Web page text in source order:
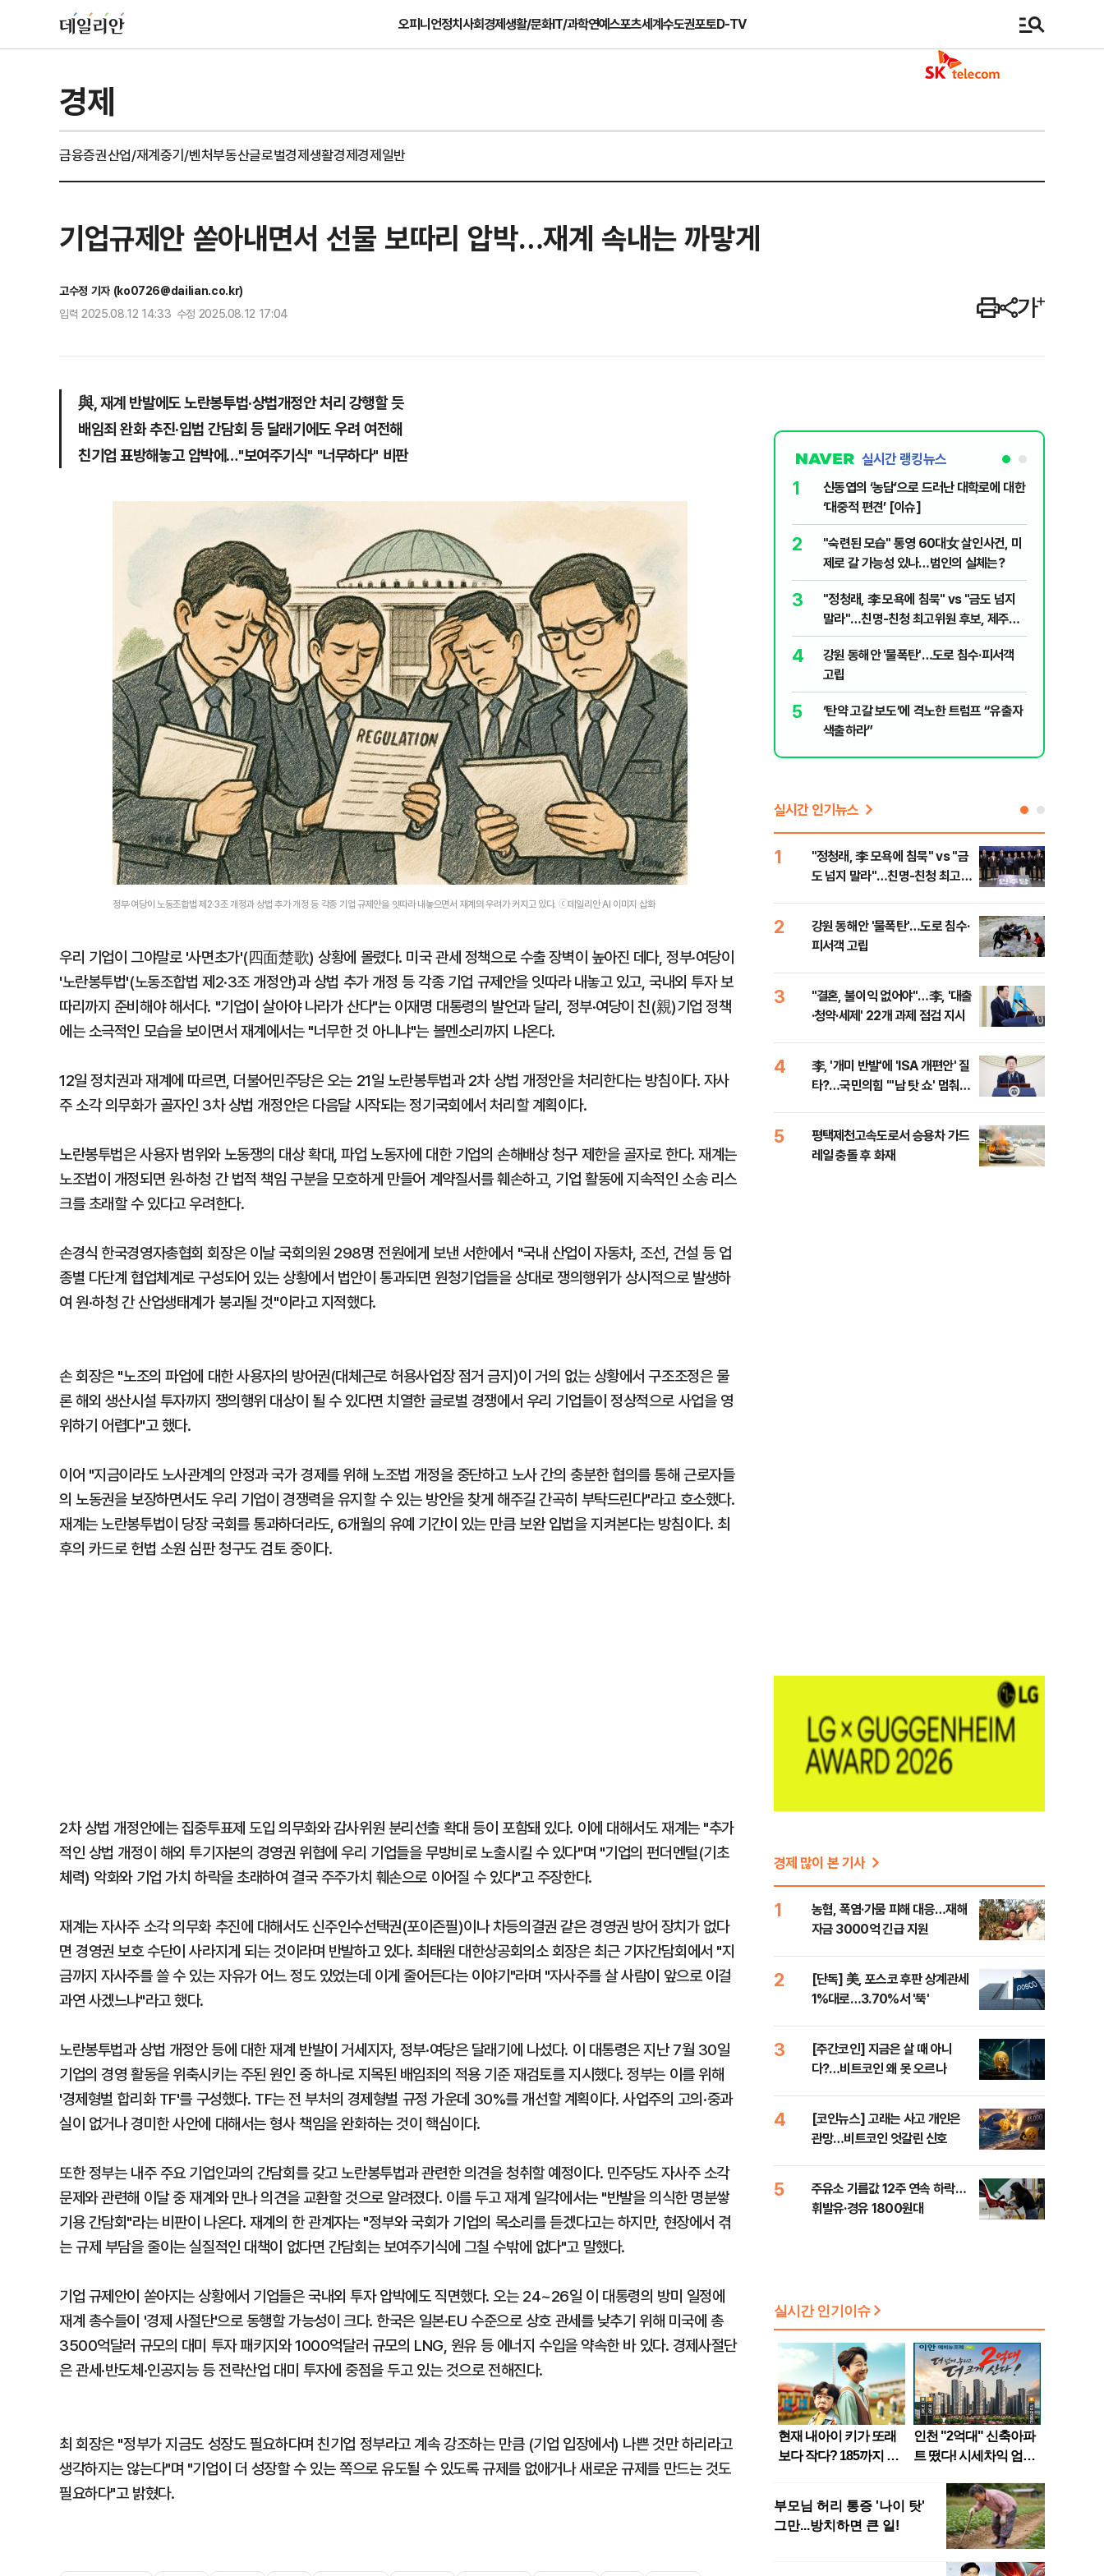
오피니언정치사회경제생활/문화IT/과학연예스포츠세계수도권포토D-TV
경제
금융증권산업/재계중기/벤처부동산글로벌경제생활경제경제일반
기업규제안 쏟아내면서 선물 보따리 압박…재계 속내는 까맣게
고수정 기자 (ko0726@dailian.co.kr)
입력 2025.08.12 14:33 수정 2025.08.12 17:04
與, 재계 반발에도 노란봉투법·상법개정안 처리 강행할 듯
배임죄 완화 추진·입법 간담회 등 달래기에도 우려 여전해
친기업 표방해놓고 압박에…"보여주기식" "너무하다" 비판
정부·여당이 노동조합법 제2·3조 개정과 상법 추가 개정 등 각종 기업 규제안을 잇따라 내놓으면서 재계의 우려가 커지고 있다. ⓒ데일리안 AI 이미지 삽화
우리 기업이 그야말로 '사면초가'(四面楚歌) 상황에 몰렸다. 미국 관세 정책으로 수출 장벽이 높아진 데다, 정부·여당이
'노란봉투법'(노동조합법 제2·3조 개정안)과 상법 추가 개정 등 각종 기업 규제안을 잇따라 내놓고 있고, 국내외 투자 보
따리까지 준비해야 해서다. "기업이 살아야 나라가 산다"는 이재명 대통령의 발언과 달리, 정부·여당이 친(親)기업 정책
에는 소극적인 모습을 보이면서 재계에서는 "너무한 것 아니냐"는 볼멘소리까지 나온다.
12일 정치권과 재계에 따르면, 더불어민주당은 오는 21일 노란봉투법과 2차 상법 개정안을 처리한다는 방침이다. 자사
주 소각 의무화가 골자인 3차 상법 개정안은 다음달 시작되는 정기국회에서 처리할 계획이다.
노란봉투법은 사용자 범위와 노동쟁의 대상 확대, 파업 노동자에 대한 기업의 손해배상 청구 제한을 골자로 한다. 재계는
노조법이 개정되면 원·하청 간 법적 책임 구분을 모호하게 만들어 계약질서를 훼손하고, 기업 활동에 지속적인 소송 리스
크를 초래할 수 있다고 우려한다.
손경식 한국경영자총협회 회장은 이날 국회의원 298명 전원에게 보낸 서한에서 "국내 산업이 자동차, 조선, 건설 등 업
종별 다단계 협업체계로 구성되어 있는 상황에서 법안이 통과되면 원청기업들을 상대로 쟁의행위가 상시적으로 발생하
여 원·하청 간 산업생태계가 붕괴될 것"이라고 지적했다.
손 회장은 "노조의 파업에 대한 사용자의 방어권(대체근로 허용사업장 점거 금지)이 거의 없는 상황에서 구조조정은 물
론 해외 생산시설 투자까지 쟁의행위 대상이 될 수 있다면 치열한 글로벌 경쟁에서 우리 기업들이 정상적으로 사업을 영
위하기 어렵다"고 했다.
이어 "지금이라도 노사관계의 안정과 국가 경제를 위해 노조법 개정을 중단하고 노사 간의 충분한 협의를 통해 근로자들
의 노동권을 보장하면서도 우리 기업이 경쟁력을 유지할 수 있는 방안을 찾게 해주길 간곡히 부탁드린다"라고 호소했다.
재계는 노란봉투법이 당장 국회를 통과하더라도, 6개월의 유예 기간이 있는 만큼 보완 입법을 지켜본다는 방침이다. 최
후의 카드로 헌법 소원 심판 청구도 검토 중이다.
2차 상법 개정안에는 집중투표제 도입 의무화와 감사위원 분리선출 확대 등이 포함돼 있다. 이에 대해서도 재계는 "추가
적인 상법 개정이 해외 투기자본의 경영권 위협에 우리 기업들을 무방비로 노출시킬 수 있다"며 "기업의 펀더멘털(기초
체력) 악화와 기업 가치 하락을 초래하여 결국 주주가치 훼손으로 이어질 수 있다"고 주장한다.
재계는 자사주 소각 의무화 추진에 대해서도 신주인수선택권(포이즌필)이나 차등의결권 같은 경영권 방어 장치가 없다
면 경영권 보호 수단이 사라지게 되는 것이라며 반발하고 있다. 최태원 대한상공회의소 회장은 최근 기자간담회에서 "지
금까지 자사주를 쓸 수 있는 자유가 어느 정도 있었는데 이게 줄어든다는 이야기"라며 "자사주를 살 사람이 앞으로 이걸
과연 사겠느냐"라고 했다.
노란봉투법과 상법 개정안 등에 대한 재계 반발이 거세지자, 정부·여당은 달래기에 나섰다. 이 대통령은 지난 7월 30일
기업의 경영 활동을 위축시키는 주된 원인 중 하나로 지목된 배임죄의 적용 기준 재검토를 지시했다. 정부는 이를 위해
'경제형벌 합리화 TF'를 구성했다. TF는 전 부처의 경제형벌 규정 가운데 30%를 개선할 계획이다. 사업주의 고의·중과
실이 없거나 경미한 사안에 대해서는 형사 책임을 완화하는 것이 핵심이다.
또한 정부는 내주 주요 기업인과의 간담회를 갖고 노란봉투법과 관련한 의견을 청취할 예정이다. 민주당도 자사주 소각
문제와 관련해 이달 중 재계와 만나 의견을 교환할 것으로 알려졌다. 이를 두고 재계 일각에서는 "반발을 의식한 명분쌓
기용 간담회"라는 비판이 나온다. 재계의 한 관계자는 "정부와 국회가 기업의 목소리를 듣겠다고는 하지만, 현장에서 겪
는 규제 부담을 줄이는 실질적인 대책이 없다면 간담회는 보여주기식에 그칠 수밖에 없다"고 말했다.
기업 규제안이 쏟아지는 상황에서 기업들은 국내외 투자 압박에도 직면했다. 오는 24~26일 이 대통령의 방미 일정에
재계 총수들이 '경제 사절단'으로 동행할 가능성이 크다. 한국은 일본·EU 수준으로 상호 관세를 낮추기 위해 미국에 총
3500억달러 규모의 대미 투자 패키지와 1000억달러 규모의 LNG, 원유 등 에너지 수입을 약속한 바 있다. 경제사절단
은 관세·반도체·인공지능 등 전략산업 대미 투자에 중점을 두고 있는 것으로 전해진다.
최 회장은 "정부가 지금도 성장도 필요하다며 친기업 정부라고 계속 강조하는 만큼 (기업 입장에서) 나쁜 것만 하리라고
생각하지는 않는다"며 "기업이 더 성장할 수 있는 쪽으로 유도될 수 있도록 규제를 없애거나 새로운 규제를 만드는 것도
필요하다"고 밝혔다.
실시간 랭킹뉴스
1
신동엽의 ‘농담’으로 드러난 대학로에 대한
‘대중적 편견’ [이슈]
2
"숙련된 모습" 통영 60대女 살인사건, 미
제로 갈 가능성 있나…범인의 실체는?
3
"정청래, 李 모욕에 침묵" vs "금도 넘지
말라"…친명-친청 최고위원 후보, 제주서
격돌
4
강원 동해안 '물폭탄'…도로 침수·피서객
고립
5
‘탄약 고갈 보도’에 격노한 트럼프 “유출자
색출하라”
실시간 인기뉴스
1
"정청래, 李 모욕에 침묵" vs "금
도 넘지 말라"…친명-친청 최고위
2
강원 동해안 '물폭탄'…도로 침수·
피서객 고립
3
"결혼, 불이익 없어야"…李, '대출
·청약·세제' 22개 과제 점검 지시
4
李, '개미 반발'에 'ISA 개편안' 질
타?…국민의힘 "'남 탓 쇼' 멈춰
5
평택제천고속도로서 승용차 가드
레일 충돌 후 화재
경제 많이 본 기사
1
농협, 폭염·가뭄 피해 대응…재해
자금 3000억 긴급 지원
2
[단독] 美, 포스코 후판 상계관세
1%대로…3.70%서 '뚝'
3
[주간코인] 지금은 살 때 아니
다?…비트코인 왜 못 오르나
4
[코인뉴스] 고래는 사고 개인은
관망…비트코인 엇갈린 신호
5
주유소 기름값 12주 연속 하락…
휘발유·경유 1800원대